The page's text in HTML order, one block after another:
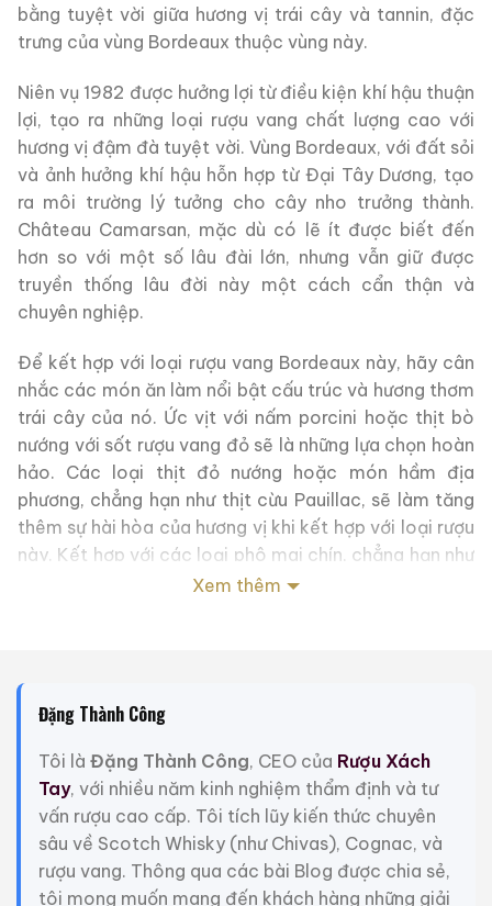
bằng tuyệt vời giữa hương vị trái cây và tannin, đặc
trưng của vùng Bordeaux thuộc vùng này.
Niên vụ 1982 được hưởng lợi từ điều kiện khí hậu thuận
lợi, tạo ra những loại rượu vang chất lượng cao với
hương vị đậm đà tuyệt vời. Vùng Bordeaux, với đất sỏi
và ảnh hưởng khí hậu hỗn hợp từ Đại Tây Dương, tạo
ra môi trường lý tưởng cho cây nho trưởng thành.
Château Camarsan, mặc dù có lẽ ít được biết đến
hơn so với một số lâu đài lớn, nhưng vẫn giữ được
truyền thống lâu đời này một cách cẩn thận và
chuyên nghiệp.
Để kết hợp với loại rượu vang Bordeaux này, hãy cân
nhắc các món ăn làm nổi bật cấu trúc và hương thơm
trái cây của nó. Ức vịt với nấm porcini hoặc thịt bò
nướng với sốt rượu vang đỏ sẽ là những lựa chọn hoàn
hảo. Các loại thịt đỏ nướng hoặc món hầm địa
phương, chẳng hạn như thịt cừu Pauillac, sẽ làm tăng
thêm sự hài hòa của hương vị khi kết hợp với loại rượu
này. Kết hợp với các loại phô mai chín, chẳng hạn như
Comté hoặc Cantal, cũng sẽ làm nổi bật sự phức tạp
là thưởng thức ở nhiệt độ từ 16 đến 18°C. Rót rượu ra
bình khoảng một giờ sẽ giúp giải phóng hương thơm
màu đỏ ruby ​​đậm đà của rượu, trước khi đắm mình
vào hương thơm của trái cây đỏ và gia vị nhẹ nhàng.
Trên vòm miệng, hãy cảm nhận sự cân bằng giữa
hương vị trái cây và tannin hài hòa, hứa hẹn một sự
phát triển tuyệt vời sau vài năm ủ.
Xem thêm
Đặng Thành Công
Tôi là Đặng Thành Công, CEO của Rượu Xách
Tay, với nhiều năm kinh nghiệm thẩm định và tư
vấn rượu cao cấp. Tôi tích lũy kiến thức chuyên
sâu về Scotch Whisky (như Chivas), Cognac, và
rượu vang. Thông qua các bài Blog được chia sẻ,
tôi mong muốn mang đến khách hàng những giải